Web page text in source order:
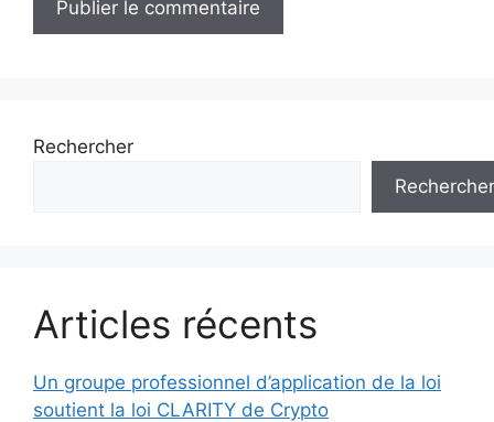
Rechercher
Rechercher
Articles récents
Un groupe professionnel d’application de la loi
soutient la loi CLARITY de Crypto